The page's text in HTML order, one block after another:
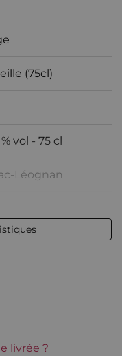
(75cl)
% vol - 75 cl
Léognan
tachée
livrée ?